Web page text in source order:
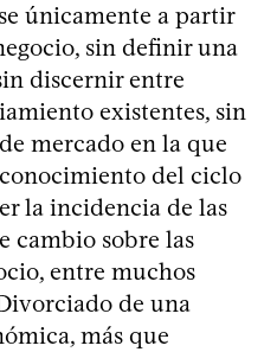
únicamente a partir
sin definir una
discernir entre
existentes, sin
mercado en la que
del ciclo
la incidencia de las
cambio sobre las
entre muchos
de una
más que